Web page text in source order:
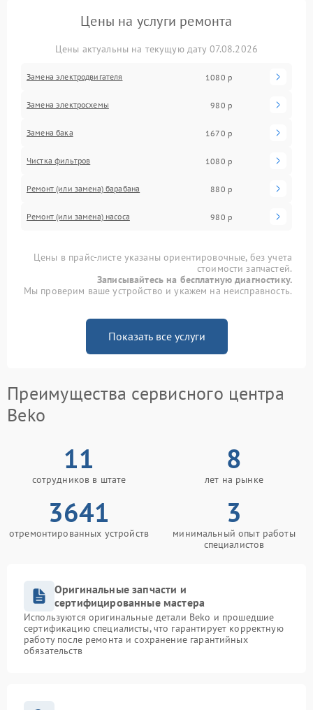
Цены на услуги ремонта
Цены актуальны на текущую дату 07.08.2026
Замена электродвигателя 1080 р
Замена электросхемы 980 р
Замена бака 1670 р
Чистка фильтров 1080 р
Ремонт (или замена) барабана 880 р
Ремонт (или замена) насоса 980 р
Цены в прайс-листе указаны ориентировочные, без учета
стоимости запчастей.
Записывайтесь на бесплатную диагностику.
Мы проверим ваше устройство и укажем на неисправность.
Показать все услуги
Преимущества сервисного центра
Beko
11
сотрудников в штате
8
лет на рынке
3641
отремонтированных устройств
3
минимальный опыт работы
специалистов
Оригинальные запчасти и
сертифицированные мастера
Используются оригинальные детали Beko и прошедшие
сертификацию специалисты, что гарантирует корректную
работу после ремонта и сохранение гарантийных
обязательств